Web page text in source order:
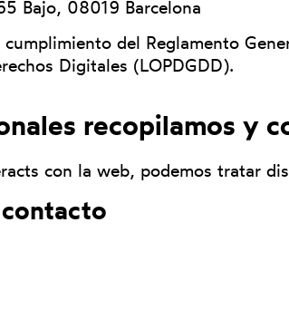
Bajo, 08019 Barcelona
del Reglamento
Digitales (LOPDGDD).
recopilamos y
con la web, podemos tratar